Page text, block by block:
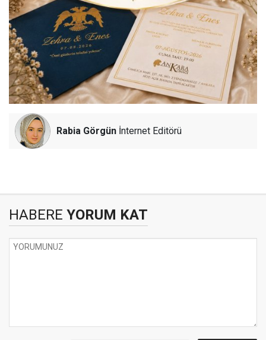
Rabia Görgün İnternet Editörü
HABERE YORUM KAT